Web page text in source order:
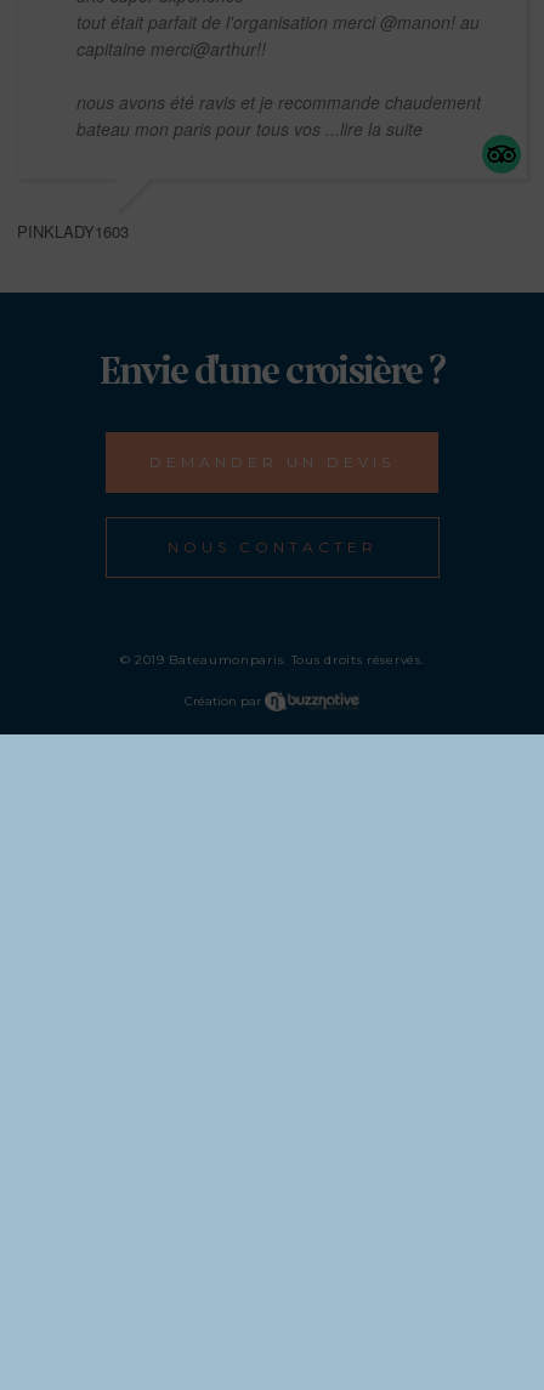
tout était parfait de l'organisation merci @manon! au
capitaine merci@arthur!!
nous avons été ravis et je recommande chaudement
bateau mon paris pour tous vos ...lire la suite
PINKLADY1603
Envie d'une croisière ?
DEMANDER UN DEVIS
NOUS CONTACTER
© 2019 Bateaumonparis. Tous droits réservés.
Création par